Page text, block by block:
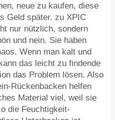
neue zu kaufen, diese
Geld später. zu XPIC
nur nützlich, sondern
und nein. Sie haben
Wenn man kalt und
das leicht zu findende
das Problem lösen. Also
Rückenbacken helfen
Material viel, weil sie
die Feuchtigkeit-